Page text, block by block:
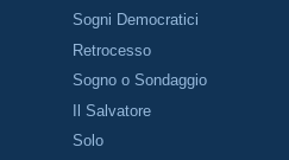
Sogni Democratici
Retrocesso
Sogno o Sondaggio
Il Salvatore
Solo